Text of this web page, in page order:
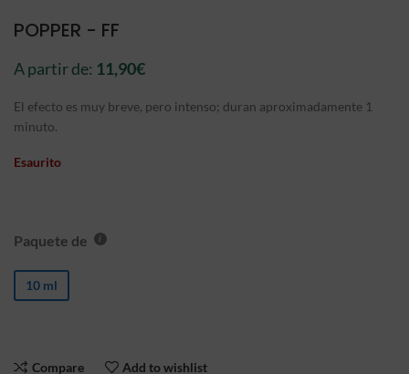
POPPER - FF
A partir de: 11,90€
El efecto es muy breve, pero intenso; duran aproximadamente 1
minuto.
Esaurito
Paquete de
10 ml
Compare Add to wishlist